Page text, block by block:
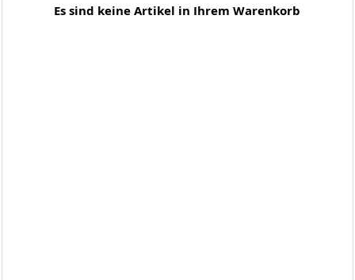
Es sind keine Artikel in Ihrem Warenkorb